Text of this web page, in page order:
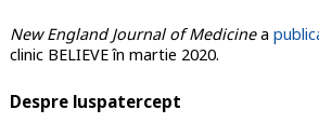
New England Journal of Medicinea
clinic BELIEVE în martie 2020.
Despre luspatercept